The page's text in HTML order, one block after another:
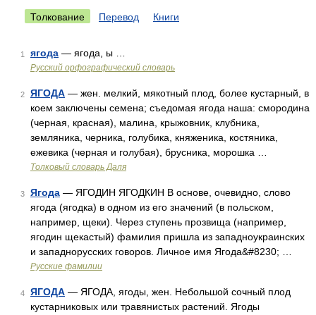
Толкование Перевод Книги
1 ягода — ягода, ы …
Русский орфографический словарь
2 ЯГОДА — жен. мелкий, мякотный плод, более кустарный, в
коем заключены семена; съедомая ягода наша: смородина
(черная, красная), малина, крыжовник, клубника,
земляника, черника, голубика, княженика, костяника,
ежевика (черная и голубая), брусника, морошка …
Толковый словарь Даля
3 Ягода — ЯГОДИН ЯГОДКИН В основе, очевидно, слово
ягода (ягодка) в одном из его значений (в польском,
например, щеки). Через ступень прозвища (например,
ягодин щекастый) фамилия пришла из западноукраинских
и западнорусских говоров. Личное имя Ягода&#8230; …
Русские фамилии
4 ЯГОДА — ЯГОДА, ягоды, жен. Небольшой сочный плод
кустарниковых или травянистых растений. Ягоды